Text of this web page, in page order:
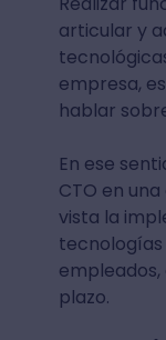
articular y
empresa,
hablar
En ese
CTO en
vista la
plazo.